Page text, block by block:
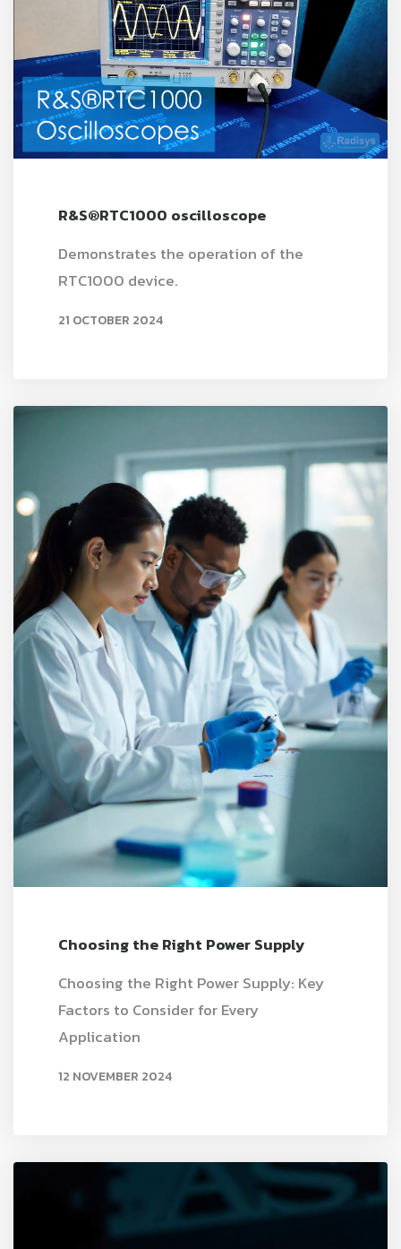
R&S®RTC1000 oscilloscope
Demonstrates the operation of the
RTC1000 device.
21 OCTOBER 2024
Choosing the Right Power Supply
Choosing the Right Power Supply: Key
Factors to Consider for Every
Application
12 NOVEMBER 2024